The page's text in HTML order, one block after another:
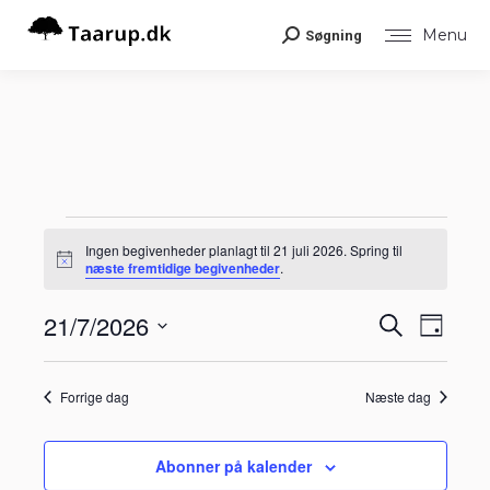
Menu
Search:
Søgning
Begivenheder
21
Notice
Ingen begivenheder planlagt til 21 juli 2026. Spring til
næste fremtidige begivenheder.
og
Søg
efter
begivenheder
Dag
21/7/2026
Vælg
dato.
Forrige dag Næste dag
Abonner på kalender